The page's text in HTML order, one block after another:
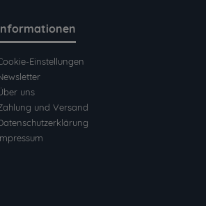
Einstellungen
uns
und Versand